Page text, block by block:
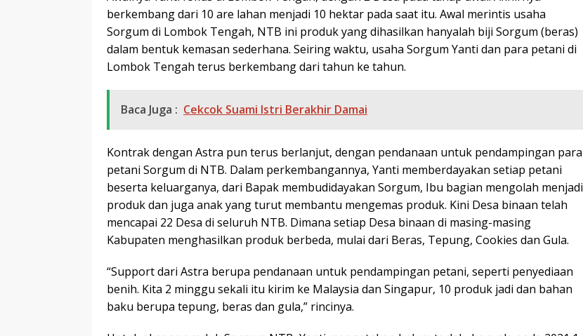
berkembang dari 10 are lahan menjadi 10 hektar pada saat itu. Awal merintis usaha
Sorgum di Lombok Tengah, NTB ini produk yang dihasilkan hanyalah biji Sorgum (beras)
dalam bentuk kemasan sederhana. Seiring waktu, usaha Sorgum Yanti dan para petani di
Lombok Tengah terus berkembang dari tahun ke tahun.
Baca Juga : Cekcok Suami Istri Berakhir Damai
Kontrak dengan Astra pun terus berlanjut, dengan pendanaan untuk pendampingan para
petani Sorgum di NTB. Dalam perkembangannya, Yanti memberdayakan setiap petani
beserta keluarganya, dari Bapak membudidayakan Sorgum, Ibu bagian mengolah menjadi
produk dan juga anak yang turut membantu mengemas produk. Kini Desa binaan telah
mencapai 22 Desa di seluruh NTB. Dimana setiap Desa binaan di masing-masing
Kabupaten menghasilkan produk berbeda, mulai dari Beras, Tepung, Cookies dan Gula.
“Support dari Astra berupa pendanaan untuk pendampingan petani, seperti penyediaan
benih. Kita 2 minggu sekali itu kirim ke Malaysia dan Singapur, 10 produk jadi dan bahan
baku berupa tepung, beras dan gula,” rincinya.